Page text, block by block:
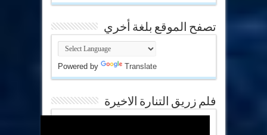
تصفح الموقع بلغة أخري
Powered by Translate
فلم زريق التنارة الاخيرة